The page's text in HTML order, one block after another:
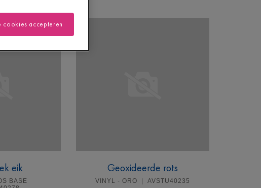
eik
BASE
Geoxideerde rots
VINYL - ORO AVSTU40235
cookies accepteren